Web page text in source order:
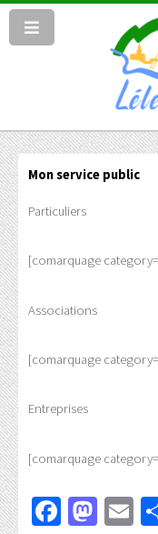
Mon service public
Particuliers
[comarquage
Associations
[comarquage
Entreprises
[comarquage